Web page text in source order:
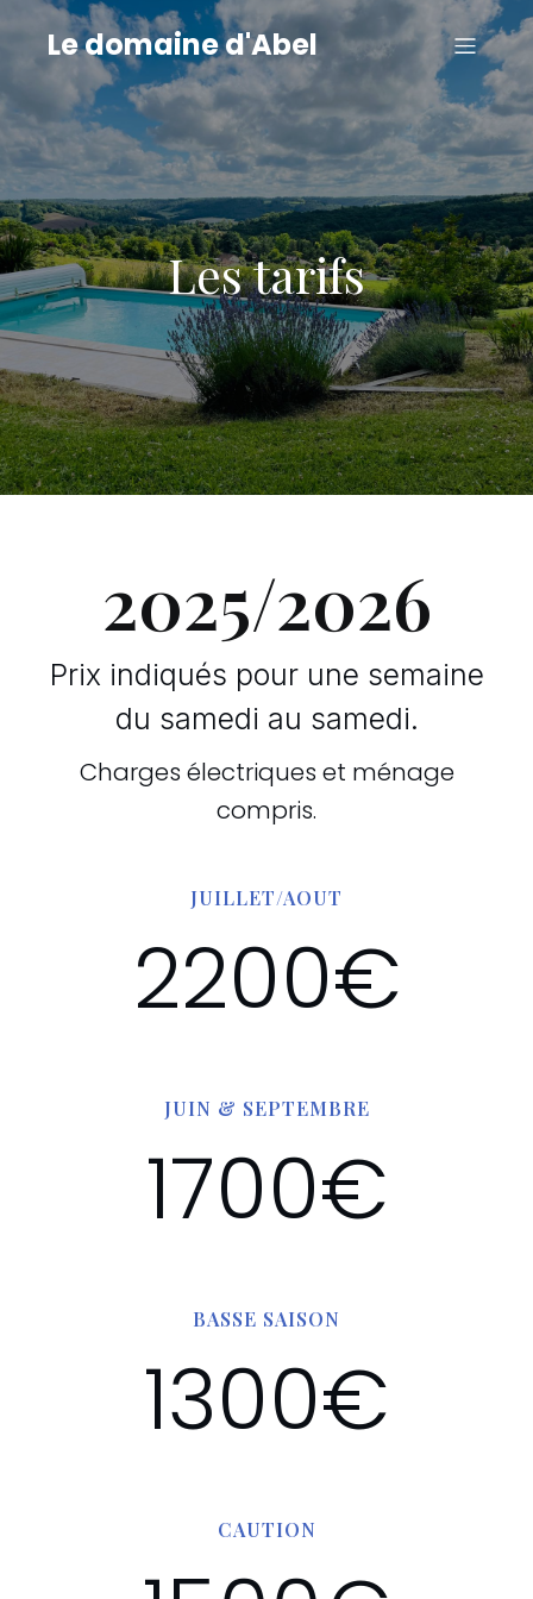
Le domaine d'Abel
Les tarifs
2025/2026
Prix indiqués pour une semaine
du samedi au samedi.
Charges électriques et ménage
compris.
JUILLET/AOUT
2200€
JUIN & SEPTEMBRE
1700€
BASSE SAISON
1300€
CAUTION